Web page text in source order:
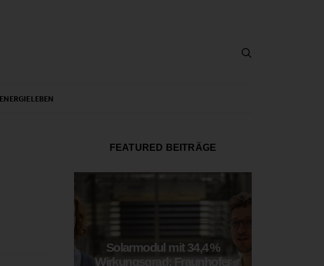
FEATURED BEITRÄGE
Solarmodul mit 34,4 %
Wirkungsgrad: Fraunhofer